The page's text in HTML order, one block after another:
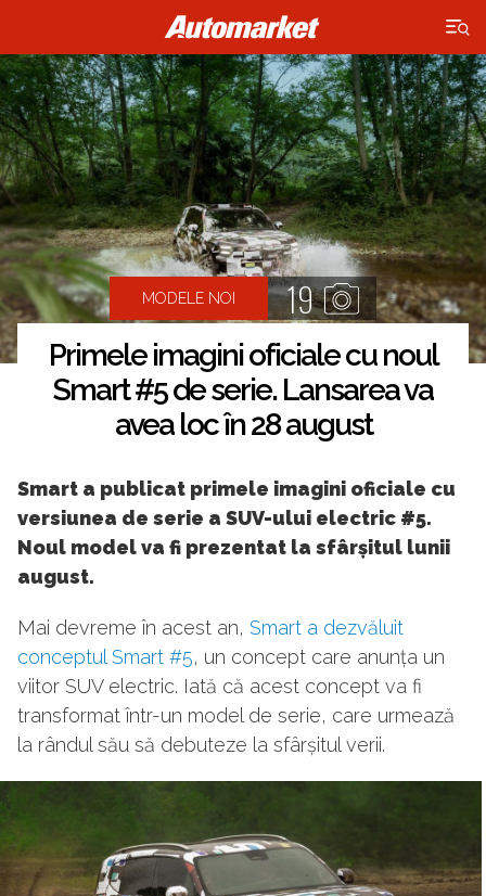
×
MODELE NOI 19
Primele imagini oficiale cu noul
Smart #5 de serie. Lansarea va
avea loc în 28 august
Smart a publicat primele imagini oficiale cu
versiunea de serie a SUV-ului electric #5.
Noul model va fi prezentat la sfârșitul lunii
august.
Mai devreme în acest an, Smart a dezvăluit
conceptul Smart #5, un concept care anunța un
viitor SUV electric. Iată că acest concept va fi
transformat într-un model de serie, care urmează
la rândul său să debuteze la sfârșitul verii.